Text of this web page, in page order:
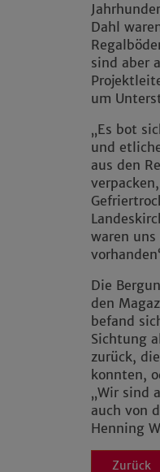
Dahl
sind aber
um
„Es bot
und
aus den
waren
Die
den
befand
Sichtung
zurück,
konnten,
„Wir sind
auch von
Henning
Zurück